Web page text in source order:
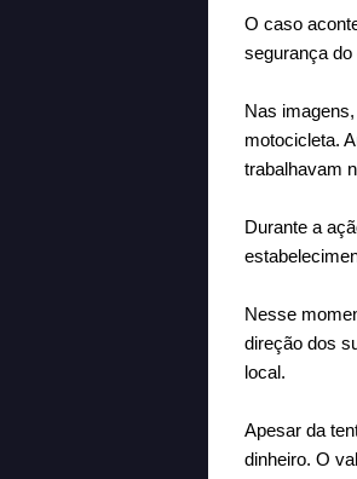
O caso
segurança
Nas
motocicleta.
trabalhavam
Durante a
Nesse
direção dos
local.
Apesar da
dinheiro. O